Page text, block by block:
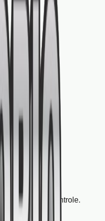
com este controle.